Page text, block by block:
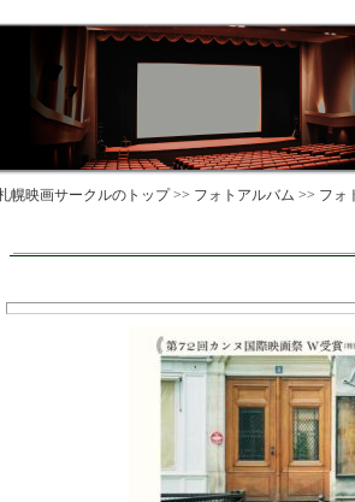
幌映画サークルのトップ >> フォトアルバム >> フォ